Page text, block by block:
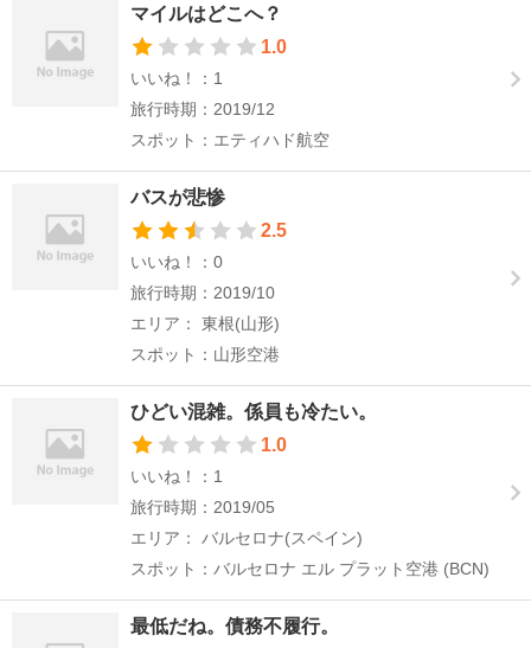
マイルはどこへ？
1.0
いいね！：1
旅行時期：2019/12
スポット：エティハド航空
バスが悲惨
2.5
いいね！：0
旅行時期：2019/10
エリア： 東根(山形)
スポット：山形空港
ひどい混雑。係員も冷たい。
1.0
いいね！：1
旅行時期：2019/05
エリア： バルセロナ(スペイン)
スポット：バルセロナ エル プラット空港 (BCN)
最低だね。債務不履行。